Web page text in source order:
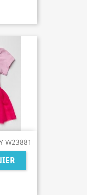
W23881